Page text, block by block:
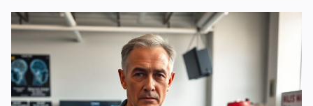
после
опыт,
мотивация
и